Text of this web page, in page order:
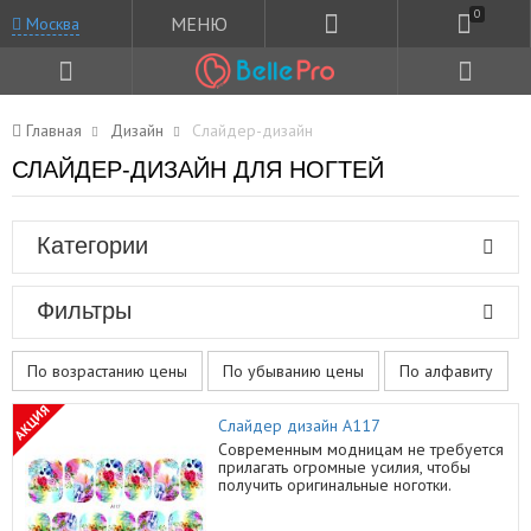
Москва МЕНЮ 0
Главная Дизайн Слайдер-дизайн
СЛАЙДЕР-ДИЗАЙН ДЛЯ НОГТЕЙ
Категории
Фильтры
По возрастанию цены По убыванию цены По алфавиту
АКЦИЯ
Слайдер дизайн A117
Современным модницам не требуется
прилагать огромные усилия, чтобы
получить оригинальные ноготки.